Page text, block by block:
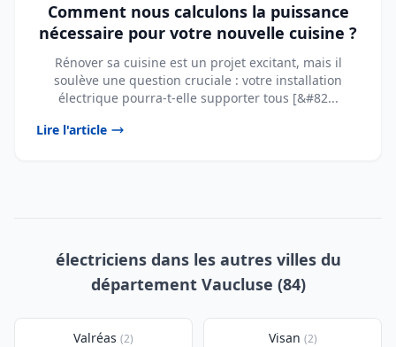
Comment nous calculons la puissance
nécessaire pour votre nouvelle cuisine ?
Rénover sa cuisine est un projet excitant, mais il
soulève une question cruciale : votre installation
électrique pourra-t-elle supporter tous [&#82...
Lire l'article
électriciens dans les autres villes du
département Vaucluse (84)
Valréas (2) Visan (2)